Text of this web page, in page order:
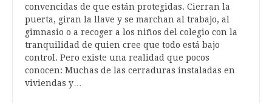
convencidas de que están protegidas. Cierran la
puerta, giran la llave y se marchan al trabajo, al
gimnasio o a recoger a los niños del colegio con la
tranquilidad de quien cree que todo está bajo
control. Pero existe una realidad que pocos
conocen: Muchas de las cerraduras instaladas en
viviendas y…